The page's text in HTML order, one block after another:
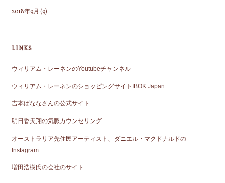
2018年9月 (9)
LINKS
ウィリアム・レーネンのYoutubeチャンネル
ウィリアム・レーネンのショッピングサイトIBOK Japan
吉本ばななさんの公式サイト
明日香天翔の気脈カウンセリング
オーストラリア先住民アーティスト、ダニエル・マクドナルドの
Instagram
増田浩樹氏の会社のサイト